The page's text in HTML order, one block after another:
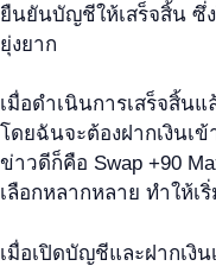
ยืนยันบัญชีให้เสร็จสิ้น ซึ่
ยุ่งยาก
เมื่อดำเนินการเสร็จสิ้น
โดยฉันจะต้องฝากเงินเ
ข่าวดีก็คือ Swap +90
เลือกหลากหลาย ทำให้เ
เมื่อเปิดบัญชีและฝากเงิ